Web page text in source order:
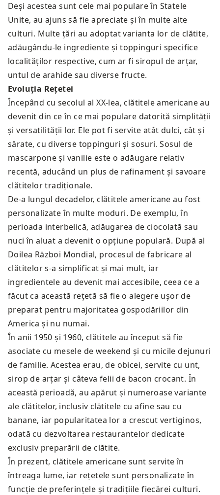
Deși acestea sunt cele mai populare în Statele
Unite, au ajuns să fie apreciate și în multe alte
culturi. Multe țări au adoptat varianta lor de clătite,
adăugându-le ingrediente și toppinguri specifice
localităților respective, cum ar fi siropul de arțar,
untul de arahide sau diverse fructe.
Evoluția Rețetei
Începând cu secolul al XX-lea, clătitele americane au
devenit din ce în ce mai populare datorită simplității
și versatilității lor. Ele pot fi servite atât dulci, cât și
sărate, cu diverse toppinguri și sosuri. Sosul de
mascarpone și vanilie este o adăugare relativ
recentă, aducând un plus de rafinament și savoare
clătitelor tradiționale.
De-a lungul decadelor, clătitele americane au fost
personalizate în multe moduri. De exemplu, în
perioada interbelică, adăugarea de ciocolată sau
nuci în aluat a devenit o opțiune populară. După al
Doilea Război Mondial, procesul de fabricare al
clătitelor s-a simplificat și mai mult, iar
ingredientele au devenit mai accesibile, ceea ce a
făcut ca această rețetă să fie o alegere ușor de
preparat pentru majoritatea gospodăriilor din
America și nu numai.
În anii 1950 și 1960, clătitele au început să fie
asociate cu mesele de weekend și cu micile dejunuri
de familie. Acestea erau, de obicei, servite cu unt,
sirop de arțar și câteva felii de bacon crocant. În
această perioadă, au apărut și numeroase variante
ale clătitelor, inclusiv clătitele cu afine sau cu
banane, iar popularitatea lor a crescut vertiginos,
odată cu dezvoltarea restaurantelor dedicate
exclusiv preparării de clătite.
În prezent, clătitele americane sunt servite în
întreaga lume, iar rețetele sunt personalizate în
funcție de preferințele și tradițiile fiecărei culturi.